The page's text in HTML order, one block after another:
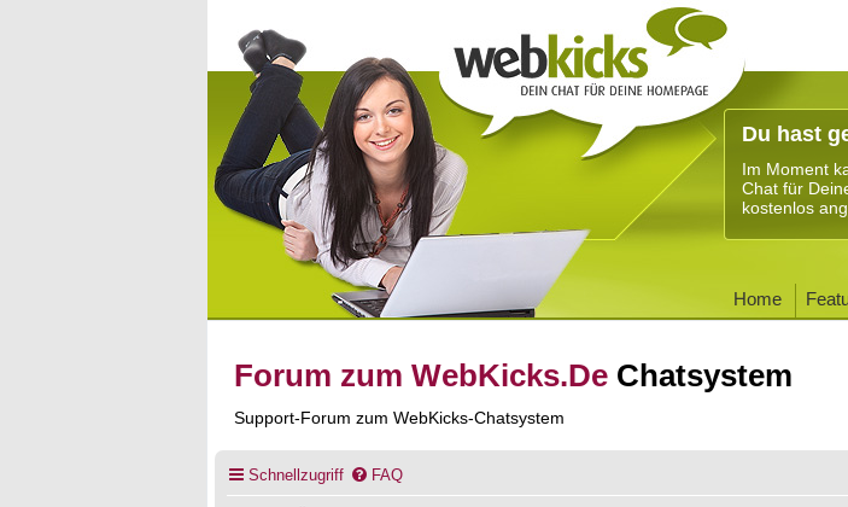
Du hast
Im Moment
Chat für
kostenlos
Home
Forum zum WebKicks.De Chatsystem
Support-Forum zum WebKicks-Chatsystem
Schnellzugriff FAQ